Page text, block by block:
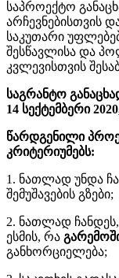
საპროექტო
არჩევნებისთვის
საკუთარი
შესწავლისა და
კვლევისთვის
საგრანტო
14 სექტემბერი
წარდგენილი
კრიტერიუმებს:
1. ნათლად უნდა
შემუშავების გზები;
2. ნათლად
ესმის, რა
განხორციელება;